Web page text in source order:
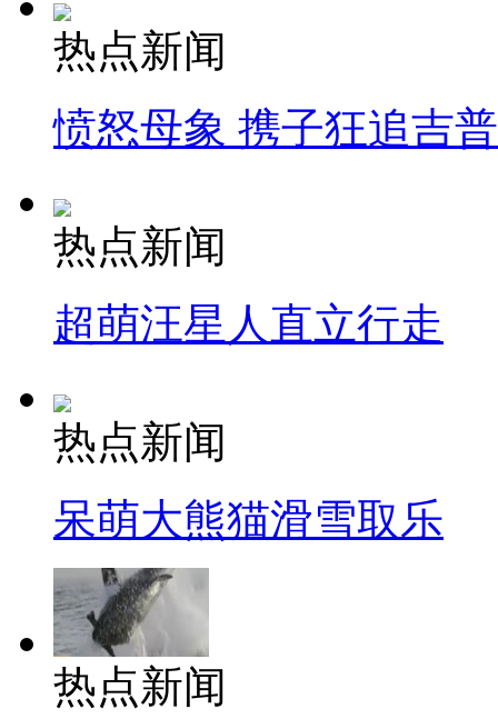
热点新闻
愤怒母象 携子狂追吉
热点新闻
超萌汪星人直立行走
热点新闻
呆萌大熊猫滑雪取乐
热点新闻